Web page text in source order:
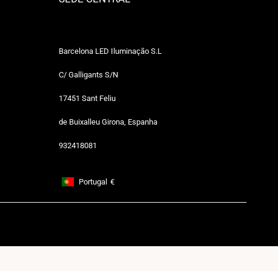
Barcelona LED Iluminação S.L
C/ Galligants S/N
17451 Sant Feliu
de Buixalleu Girona, Espanha
932418081
Footer: Portugal, €
Portugal €